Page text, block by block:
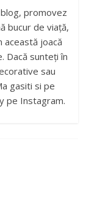
promovez
bucur de viață,
această joacă
Dacă sunteți în
sau
gasiti si pe
pe Instagram.